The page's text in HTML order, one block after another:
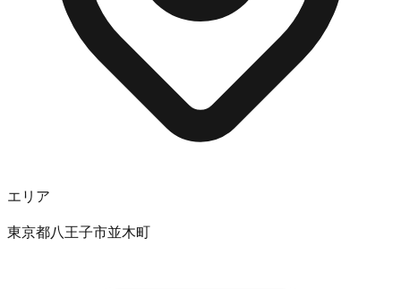
エリア
東京都八王子市並木町